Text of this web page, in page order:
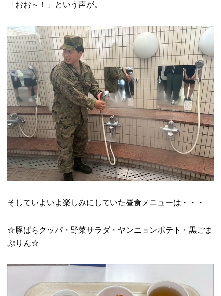
「おお～！」という声が。
そしていよいよ楽しみにしていた昼食メニューは・・・
☆豚ばらクッパ・野菜サラダ・ヤンニョンポテト・黒ごま
ぷりん☆